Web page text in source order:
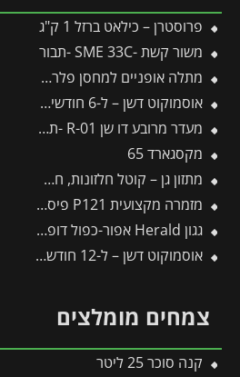
פרוסטרן – כילאט ברזל 1 ק"ג
משור קשת -SME 33C -תבור
מתלה אופניים למחסן פלרם – Canopia
אוסמוקוט דשן – ל-6 חודשים – 3 ק"ג
מעדר מרובע דו שן R-01 -תבור
מקסגארד 65
מתזון גן – קוטל חלזונות, חשופיות
מזמרה מקצועית P121 פיסקארס
גגון Herald אפור-כפול דופן 1.4X4.5 מבית פלרם – Canopia
אוסמוקוט דשן – ל-12 חודשים – 1 ק"ג
צמחים מומלצים
קנה סוכר 25 ליטר